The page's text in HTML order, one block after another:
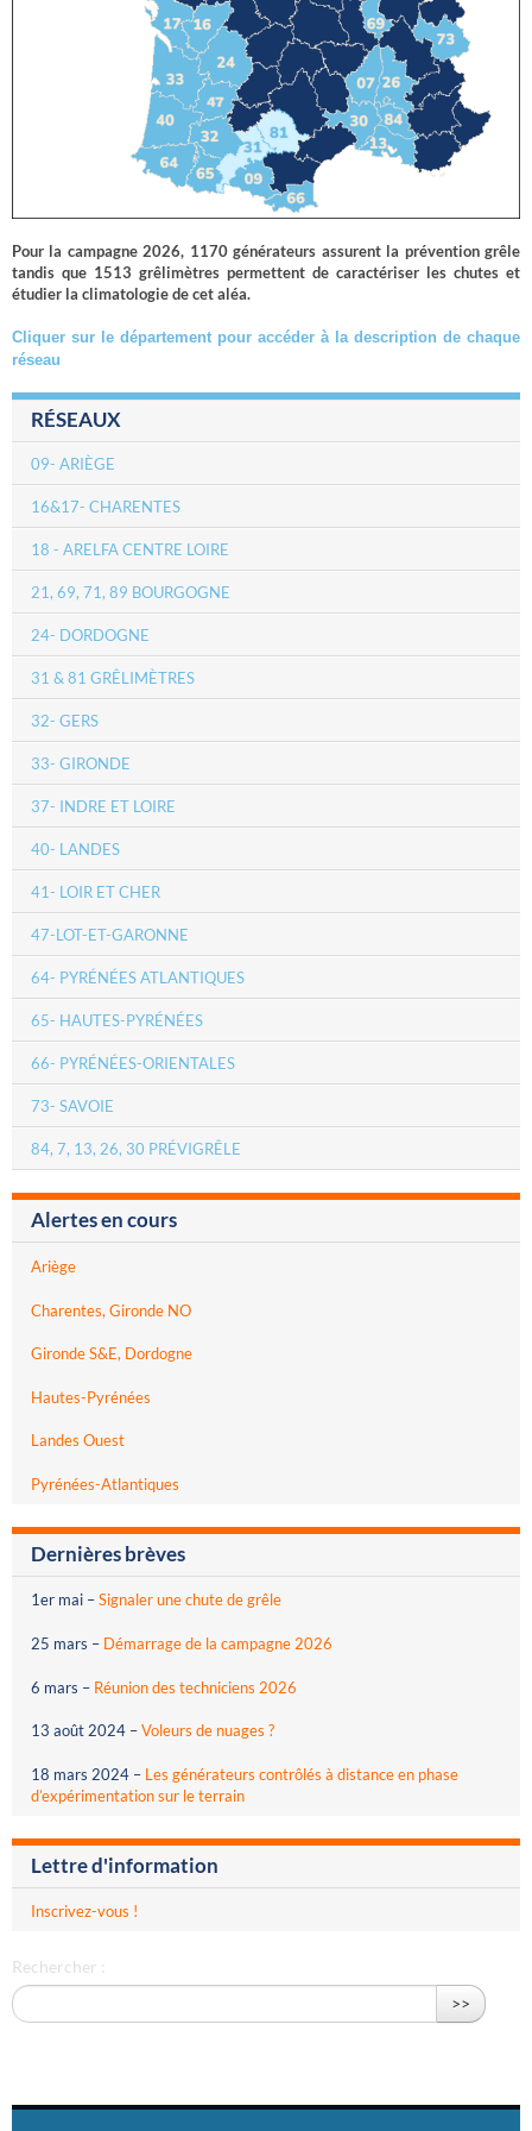
Pour la campagne 2026, 1170 générateurs assurent la prévention grêle
tandis que 1513 grêlimètres permettent de caractériser les chutes et
étudier la climatologie de cet aléa.
Cliquer sur le département pour accéder à la description de chaque
réseau
RÉSEAUX
09- ARIÈGE
16&17- CHARENTES
18 - ARELFA CENTRE LOIRE
21, 69, 71, 89 BOURGOGNE
24- DORDOGNE
31 & 81 GRÊLIMÈTRES
32- GERS
33- GIRONDE
37- INDRE ET LOIRE
40- LANDES
41- LOIR ET CHER
47-LOT-ET-GARONNE
64- PYRÉNÉES ATLANTIQUES
65- HAUTES-PYRÉNÉES
66- PYRÉNÉES-ORIENTALES
73- SAVOIE
84, 7, 13, 26, 30 PRÉVIGRÊLE
Alertes en cours
Ariège
Charentes, Gironde NO
Gironde S&E, Dordogne
Hautes-Pyrénées
Landes Ouest
Pyrénées-Atlantiques
Dernières brèves
1er mai –Signaler une chute de grêle
25 mars – Démarrage de la campagne 2026
6 mars – Réunion des techniciens 2026
13 août 2024 –Voleurs de nuages ?
18 mars 2024 – Les générateurs contrôlés à distance en phase
d’expérimentation sur le terrain
Lettre d'information
Inscrivez-vous !
Rechercher :
>>